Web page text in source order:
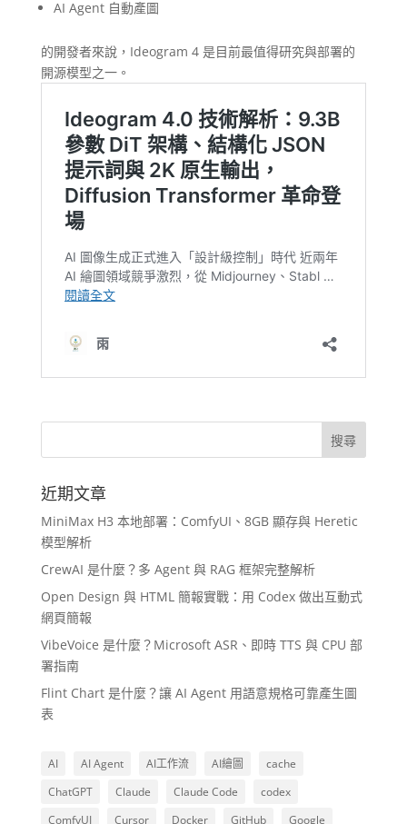
AI Agent 自動產圖
的開發者來說，Ideogram 4 是目前最值得研究與部署的
開源模型之一。
近期文章
MiniMax H3 本地部署：ComfyUI、8GB 顯存與 Heretic
模型解析
CrewAI 是什麼？多 Agent 與 RAG 框架完整解析
Open Design 與 HTML 簡報實戰：用 Codex 做出互動式
網頁簡報
VibeVoice 是什麼？Microsoft ASR、即時 TTS 與 CPU 部
署指南
Flint Chart 是什麼？讓 AI Agent 用語意規格可靠產生圖
表
AI AI Agent AI工作流 AI繪圖
cache
ChatGPT
Claude Claude Code
codex
ComfyUI
Cursor Docker GitHub
Google